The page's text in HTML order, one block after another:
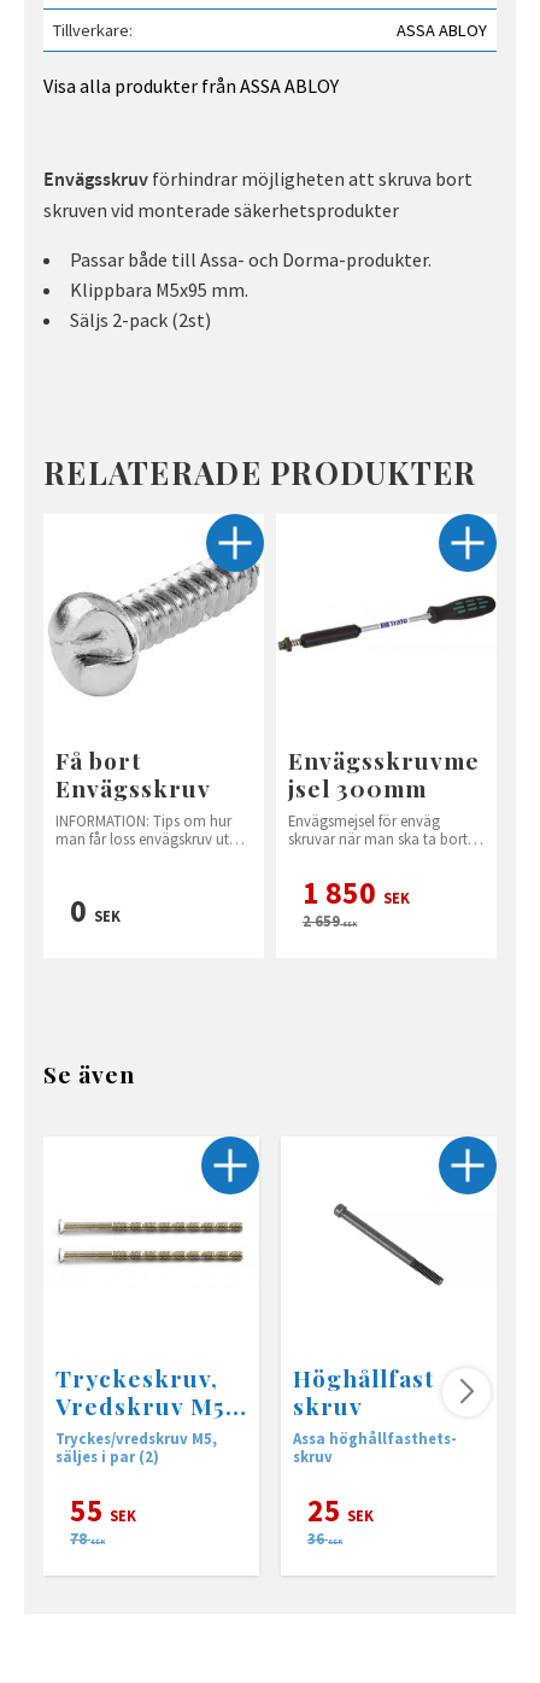
Tillverkare
ASSA ABLOY
Visa alla produkter från ASSA ABLOY
Envägsskruv förhindrar möjligheten att skruva bort
skruven vid monterade säkerhetsprodukter
Passar både till Assa- och Dorma-produkter.
Klippbara M5x95 mm.
Säljs 2-pack (2st)
RELATERADE PRODUKTER
Få bort
Envägsskruv
INFORMATION: Tips om hur
man får loss envägskruv utan
0 SEK
Envägsskruvme
jsel 300mm
Envägsmejsel för enväg
skruvar när man ska ta bort
1 850 SEK
2 659SEK
Se även
Tryckeskruv,
Vredskruv M5
2-pack
Tryckes/vredskruv M5,
säljes i par (2)
55 SEK
78 SEK
Höghållfast
skruv
Assa höghållfasthets-
skruv
25 SEK
36 SEK